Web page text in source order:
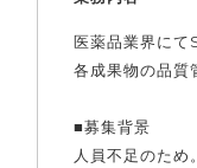
医薬品業界にて
各成果物の品質
■募集背景
人員不足のため。